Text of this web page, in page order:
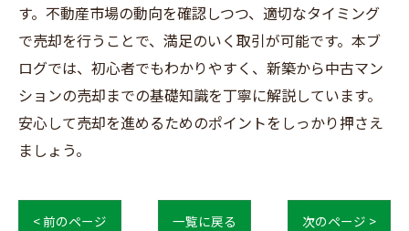
す。不動産市場の動向を確認しつつ、適切なタイミング
で売却を行うことで、満足のいく取引が可能です。本ブ
ログでは、初心者でもわかりやすく、新築から中古マン
ションの売却までの基礎知識を丁寧に解説しています。
安心して売却を進めるためのポイントをしっかり押さえ
ましょう。
< 前のページ 一覧に戻る 次のページ >